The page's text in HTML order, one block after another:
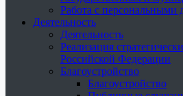
Работа с персональными
Деятельность
Деятельность
Реализация
Российской Федерации
Благоустройство
Благоустройство